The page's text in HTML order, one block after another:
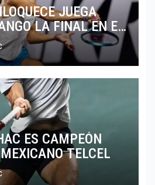
JUEGA
LA FINAL EN EL
ES CAMPEÓN
TELCEL